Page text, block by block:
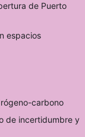
de Puerto
espacios
carbono
de incertidumbre y